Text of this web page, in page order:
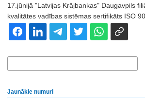
17.jūnijā "Latvijas Krājbankas" Daugavpils
kvalitātes vadības sistēmas sertifikāts ISO
Jaunākie numuri